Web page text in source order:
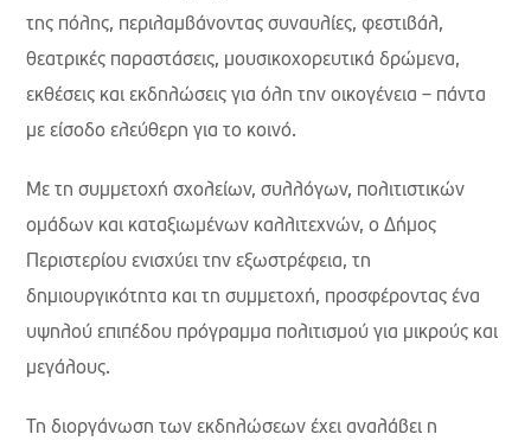
της πόλης, περιλαμβάνοντας συναυλίες, φεστιβάλ,
θεατρικές παραστάσεις, μουσικοχορευτικά δρώμενα,
εκθέσεις και εκδηλώσεις για όλη την οικογένεια – πάντα
με είσοδο ελεύθερη για το κοινό.
Με τη συμμετοχή σχολείων, συλλόγων, πολιτιστικών
ομάδων και καταξιωμένων καλλιτεχνών, ο Δήμος
Περιστερίου ενισχύει την εξωστρέφεια, τη
δημιουργικότητα και τη συμμετοχή, προσφέροντας ένα
υψηλού επιπέδου πρόγραμμα πολιτισμού για μικρούς και
μεγάλους.
Τη διοργάνωση των εκδηλώσεων έχει αναλάβει η